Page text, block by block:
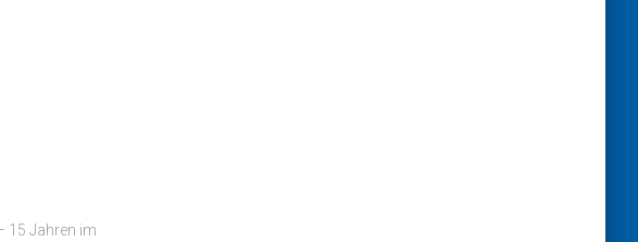
15 Jahren im